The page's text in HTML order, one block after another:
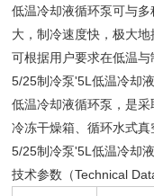
低温冷却液循环泵可与
大，制冷速度快，极大
可根据用户要求在低温与
5/25制冷泵'5L低温冷却
低温冷却液循环泵，是
冷冻干燥箱、循环水式
5/25制冷泵'5L低温冷却
技术参数（Technical